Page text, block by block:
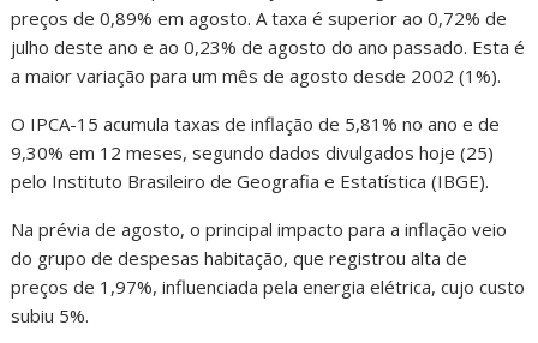
preços de 0,89% em agosto. A taxa é superior ao 0,72% de
julho deste ano e ao 0,23% de agosto do ano passado. Esta é
a maior variação para um mês de agosto desde 2002 (1%).
O IPCA-15 acumula taxas de inflação de 5,81% no ano e de
9,30% em 12 meses, segundo dados divulgados hoje (25)
pelo Instituto Brasileiro de Geografia e Estatística (IBGE).
Na prévia de agosto, o principal impacto para a inflação veio
do grupo de despesas habitação, que registrou alta de
preços de 1,97%, influenciada pela energia elétrica, cujo custo
subiu 5%.